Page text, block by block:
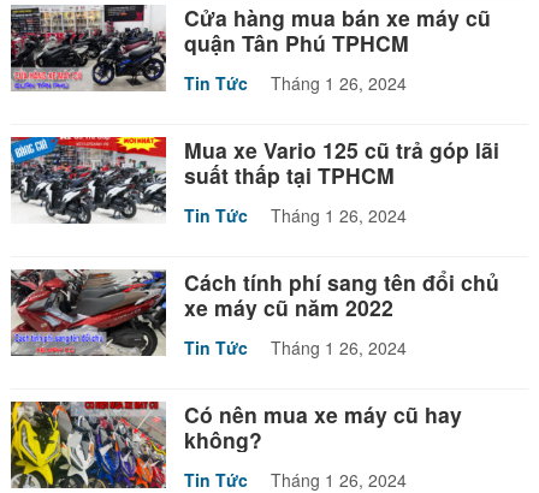
Cửa hàng mua bán xe máy cũ
quận Tân Phú TPHCM
Tin Tức Tháng 1 26, 2024
Mua xe Vario 125 cũ trả góp lãi
suất thấp tại TPHCM
Tin Tức Tháng 1 26, 2024
Cách tính phí sang tên đổi chủ
xe máy cũ năm 2022
Tin Tức Tháng 1 26, 2024
Có nên mua xe máy cũ hay
không?
Tin Tức Tháng 1 26, 2024